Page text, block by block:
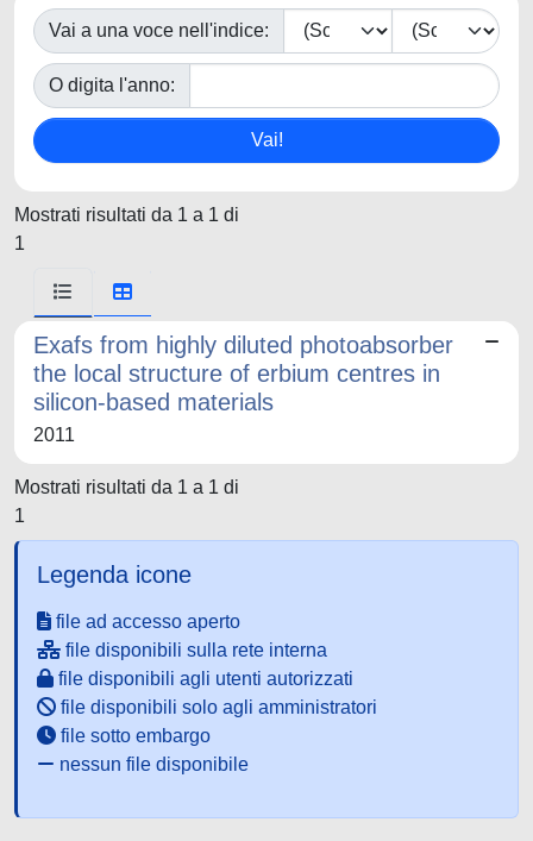
Vai a una voce nell'indice:
O digita l'anno:
Mostrati risultati da 1 a 1 di
1
Exafs from highly diluted photoabsorber
the local structure of erbium centres in
silicon-based materials
2011
Mostrati risultati da 1 a 1 di
1
Legenda icone
file ad accesso aperto
file disponibili sulla rete interna
file disponibili agli utenti autorizzati
file disponibili solo agli amministratori
file sotto embargo
nessun file disponibile